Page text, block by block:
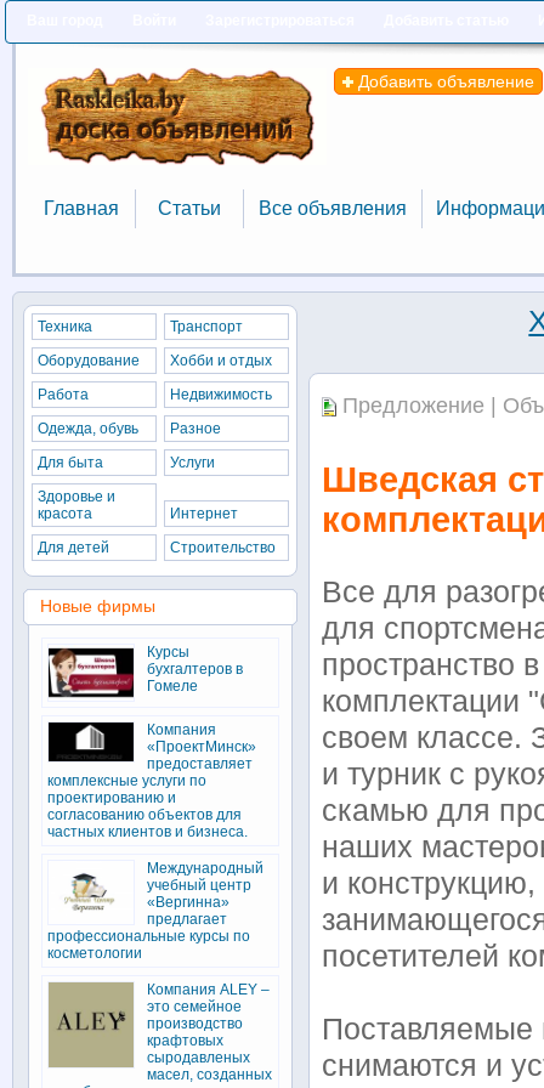
Добавить объявление
Главная
Главная
Статьи
Статьи
Все объявления
Все объявления
Предложение |
Шведская
Все для
для
пространство
комплектации
своем классе.
и турник с
скамью для
наших
и
посетителей
Поставляемые
снимаются и
Техника
Транспорт
Оборудование
Хобби и отдых
Работа
Недвижимость
Одежда, обувь
Разное
Для быта
Услуги
Здоровье и
красота
Интернет
Для детей
Строительство
Новые фирмы
Курсы
бухгалтеров в
Гомеле
Компания
«ПроектМинск»
предоставляет
комплексные услуги по
проектированию и
согласованию объектов для
частных клиентов и бизнеса.
Международный
учебный центр
«Вергинна»
предлагает
профессиональные курсы по
косметологии
Компания ALEY –
это семейное
производство
крафтовых
сыродавленых
масел, созданных